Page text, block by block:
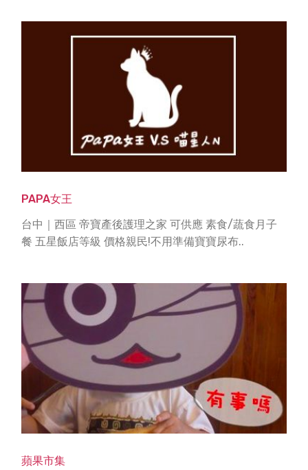
PAPA女王
台中｜西區 帝寶產後護理之家 可供應 素食/蔬食月子
餐 五星飯店等級 價格親民!不用準備寶寶尿布..
蘋果市集